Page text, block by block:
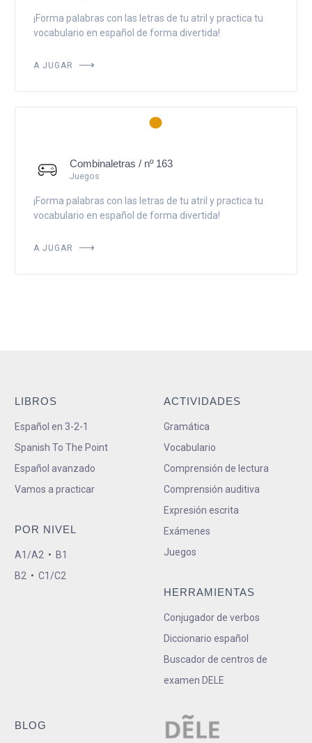
¡Forma palabras con las letras de tu atril y practica tu
vocabulario en español de forma divertida!
A JUGAR
Combinaletras / nº 163
Juegos
¡Forma palabras con las letras de tu atril y practica tu
vocabulario en español de forma divertida!
A JUGAR
LIBROS
Español en 3-2-1
Spanish To The Point
Español avanzado
Vamos a practicar
POR NIVEL
A1/A2 • B1
B2 • C1/C2
ACTIVIDADES
Gramática
Vocabulario
Comprensión de lectura
Comprensión auditiva
Expresión escrita
Exámenes
Juegos
HERRAMIENTAS
Conjugador de verbos
Diccionario español
Buscador de centros de
examen DELE
BLOG